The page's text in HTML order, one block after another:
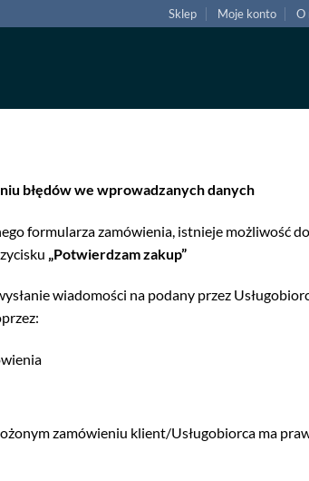
Sklep Moje konto O
błędów we wprowadzanych danych
formularza zamówienia, istnieje możliwość
„Potwierdzam zakup”
wiadomości na podany przez
zamówieniu klient/Usługobiorca ma